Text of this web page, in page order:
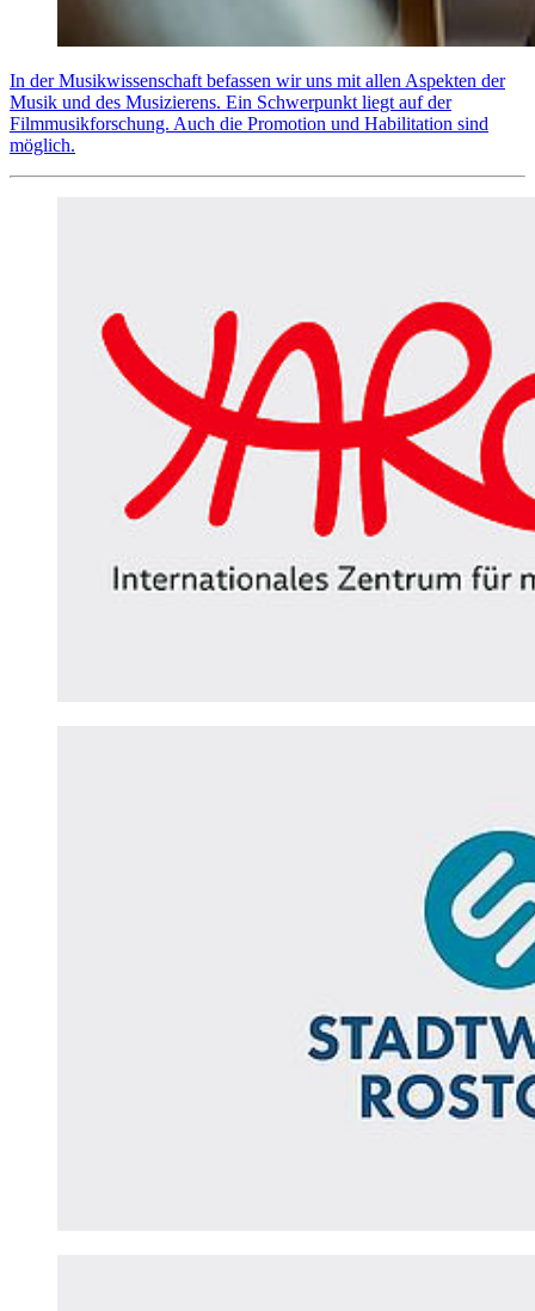
In der Musikwissenschaft befassen wir uns mit allen Aspekten der
Musik und des Musizierens. Ein Schwerpunkt liegt auf der
Filmmusikforschung. Auch die Promotion und Habilitation sind
möglich.